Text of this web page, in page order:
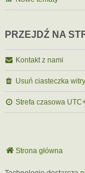
PRZEJDŹ NA
Kontakt z nami
Usuń ciasteczka
Strefa czasowa
Strona główna